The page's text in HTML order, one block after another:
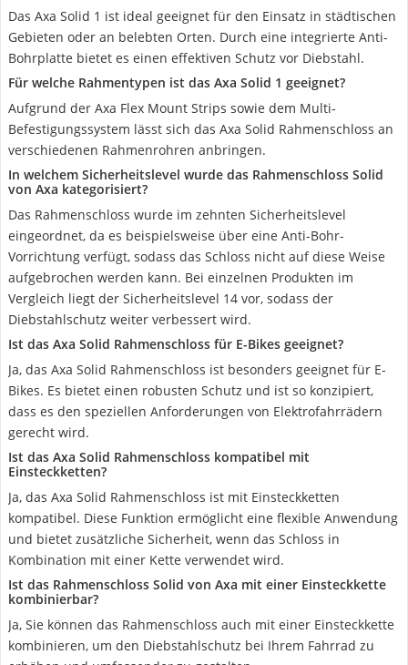
Das Axa Solid 1 ist ideal geeignet für den Einsatz in städtischen
Gebieten oder an belebten Orten. Durch eine integrierte Anti-
Bohrplatte bietet es einen effektiven Schutz vor Diebstahl.
Für welche Rahmentypen ist das Axa Solid 1 geeignet?
Aufgrund der Axa Flex Mount Strips sowie dem Multi-
Befestigungssystem lässt sich das Axa Solid Rahmenschloss an
verschiedenen Rahmenrohren anbringen.
In welchem Sicherheitslevel wurde das Rahmenschloss Solid
von Axa kategorisiert?
Das Rahmenschloss wurde im zehnten Sicherheitslevel
eingeordnet, da es beispielsweise über eine Anti-Bohr-
Vorrichtung verfügt, sodass das Schloss nicht auf diese Weise
aufgebrochen werden kann. Bei einzelnen Produkten im
Vergleich liegt der Sicherheitslevel 14 vor, sodass der
Diebstahlschutz weiter verbessert wird.
Ist das Axa Solid Rahmenschloss für E-Bikes geeignet?
Ja, das Axa Solid Rahmenschloss ist besonders geeignet für E-
Bikes. Es bietet einen robusten Schutz und ist so konzipiert,
dass es den speziellen Anforderungen von Elektrofahrrädern
gerecht wird.
Ist das Axa Solid Rahmenschloss kompatibel mit
Einsteckketten?
Ja, das Axa Solid Rahmenschloss ist mit Einsteckketten
kompatibel. Diese Funktion ermöglicht eine flexible Anwendung
und bietet zusätzliche Sicherheit, wenn das Schloss in
Kombination mit einer Kette verwendet wird.
Ist das Rahmenschloss Solid von Axa mit einer Einsteckkette
kombinierbar?
Ja, Sie können das Rahmenschloss auch mit einer Einsteckkette
kombinieren, um den Diebstahlschutz bei Ihrem Fahrrad zu